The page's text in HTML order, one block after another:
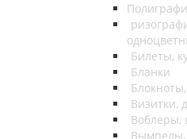
Билеты,
Бланки
Визитки,
Воблеры,
Вымпелы,